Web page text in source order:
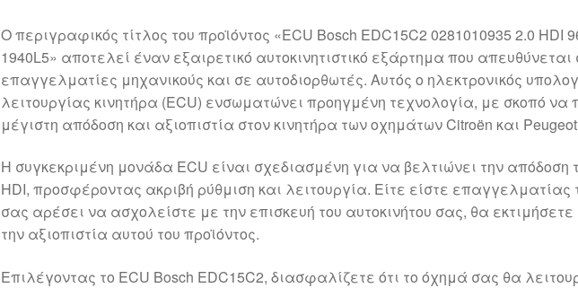
Ο περιγραφικός τίτλος του προϊόντος «ECU Bosch EDC15C2 0281010935 2.0 HDI
1940L5» αποτελεί έναν εξαιρετικό αυτοκινητιστικό εξάρτημα που απευθύνεται
επαγγελματίες μηχανικούς και σε αυτοδιορθωτές. Αυτός ο ηλεκτρονικός
λειτουργίας κινητήρα (ECU) ενσωματώνει προηγμένη τεχνολογία, με σκοπό να
μέγιστη απόδοση και αξιοπιστία στον κινητήρα των οχημάτων Citroën και
Η συγκεκριμένη μονάδα ECU είναι σχεδιασμένη για να βελτιώνει την απόδοση
HDI, προσφέροντας ακριβή ρύθμιση και λειτουργία. Είτε είστε επαγγελματίας
σας αρέσει να ασχολείστε με την επισκευή του αυτοκινήτου σας, θα εκτιμήσετε
την αξιοπιστία αυτού του προϊόντος.
Επιλέγοντας το ECU Bosch EDC15C2, διασφαλίζετε ότι το όχημά σας θα